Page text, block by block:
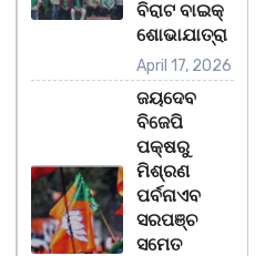
ବିରାଟ ବାଇକ୍
ଶୋଭାଯାତ୍ରା
April 17, 2026
ଜୟଦେବ
ବିଜେପି
ପକ୍ଷରୁ
ମିଶ୍ରଣ
ପର୍ବନାଏବ
ସରପଞ୍ଚ
ସମେତ